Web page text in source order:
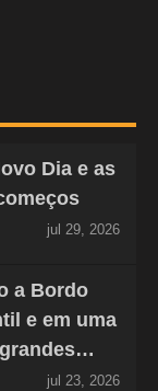
Dia e as
jul 29, 2026
a Bordo
e em uma
jul 23, 2026